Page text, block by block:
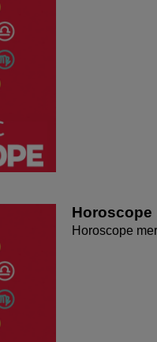
Horoscope
Horoscope